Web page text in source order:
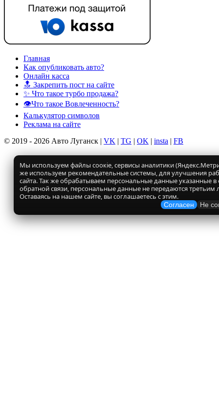
Главная
Как опубликовать авто?
Онлайн касса
🔝 Закрепить пост на сайте
✨ Что такое турбо продажа?
👁️Что такое Вовлеченность?
Калькулятор символов
Реклама на сайте
© 2019 - 2026 Авто Луганск | VK | TG | OK | insta | FB
Мы используем файлы соокіе, сервисы аналитики
же используем рекомендательные системы, для улучшения
сайта. Так же обрабатываем персональные данные указанные
обратной связи, персональные данные не передаются третьим
Оставаясь на нашем сайте, вы соглашаетесь с этим.
Согласен Не